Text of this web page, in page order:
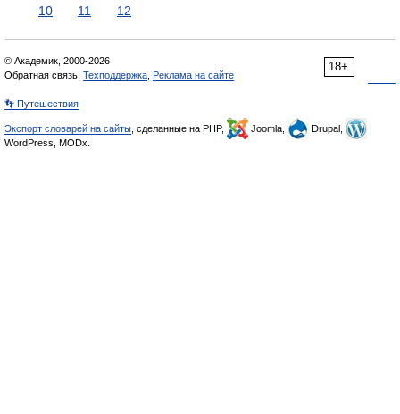
10
11 12
18+
© Академик, 2000-2026
Обратная связь: Техподдержка Реклама на сайте
👣 Путешествия
Экспорт словарей на сайты , сделанные на PHP, Joomla,
Drupal,
WordPress, MODx.